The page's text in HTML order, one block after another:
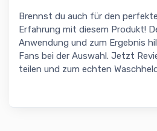
Brennst du auch für den
Erfahrung mit diesem Produkt!
Anwendung und zum Ergebnis
Fans bei der Auswahl. Jetzt
teilen und zum echten